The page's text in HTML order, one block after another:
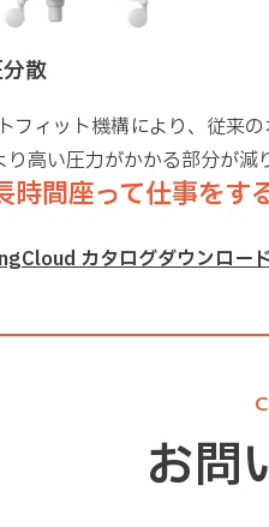
散
フィット機構により、従来
り高い圧力がかかる部分が減
時間座って仕事をす
カタログダウンロード
お問